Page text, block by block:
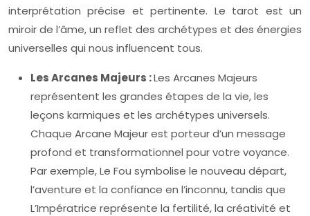
interprétation précise et pertinente. Le tarot est un
miroir de l’âme, un reflet des archétypes et des énergies
universelles qui nous influencent tous.
Les Arcanes Majeurs :Les Arcanes Majeurs
représentent les grandes étapes de la vie, les
leçons karmiques et les archétypes universels.
Chaque Arcane Majeur est porteur d’un message
profond et transformationnel pour votre voyance.
Par exemple, Le Fou symbolise le nouveau départ,
l’aventure et la confiance en l’inconnu, tandis que
L’Impératrice représente la fertilité, la créativité et